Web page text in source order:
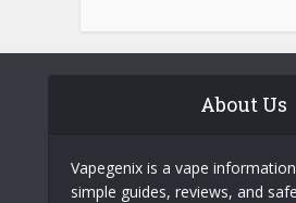
About Us
Vapegenix is a vape
simple guides, reviews, and